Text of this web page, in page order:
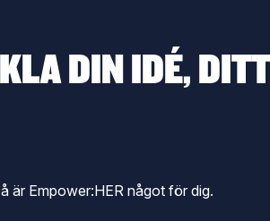
DIN IDÉ, DITT
är Empower:HER något för dig.